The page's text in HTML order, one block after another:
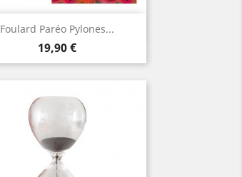
Foulard Paréo Pylones...
Prix
19,90 €
Aperçu rapide